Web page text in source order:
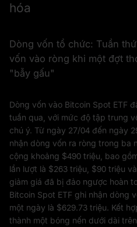
hóa
Dòng vốn tổ chức: Tuần
vốn vào ròng khi một đợt
"bẫy gấu"
Dòng vốn vào Bitcoin Spot ETF
tuần qua, với mức độ tập trung
chú ý. Từ ngày 27/04 đến ngày
nhận dòng vốn ra ròng trong ba
cộng khoảng $490 triệu, bao
lần lượt là $263 triệu, $90 triệu
giảm giá đã bị đảo ngược hoàn
Bitcoin Spot ETF ghi nhận dòng
một ngày là $629.73 triệu. Kết
thành một bóng nến dưới dài